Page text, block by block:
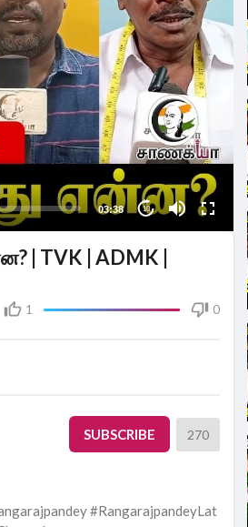
03:38 10
| TVK | ADMK |
1 0
SUBSCRIBE 270
#RangarajpandeyLat